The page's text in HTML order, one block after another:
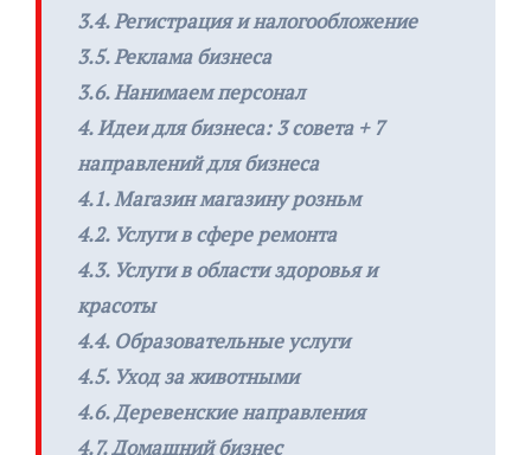
3.4. Регистрация и налогообложение
3.5. Реклама бизнеса
3.6. Нанимаем персонал
4. Идеи для бизнеса: 3 совета + 7
направлений для бизнеса
4.1. Магазин магазину розньм
4.2. Услуги в сфере ремонта
4.3. Услуги в области здоровья и
красоты
4.4. Образовательные услуги
4.5. Уход за животными
4.6. Деревенские направления
4.7. Домашний бизнес